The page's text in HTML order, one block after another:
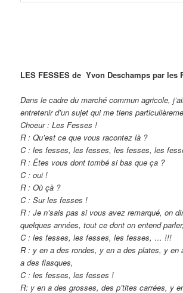
LES FESSES de Yvon Deschamps par les
Dans le cadre du marché commun agricole,
entretenir d’un sujet qui me tiens
Choeur : Les Fesses !
R : Qu’est ce que vous racontez là ?
C : les fesses, les fesses, les fesses, les
R : Êtes vous dont tombé si bas que ça ?
C : oui !
R : Où çà ?
C : Sur les fesses !
R : Je n’sais pas si vous avez remarqué, on
quelques années, tout ce dont on entend
C : les fesses, les fesses, les fesses, … !!!
R : y en a des rondes, y en a des plates, y en
a des flasques,
C : les fesses, les fesses !
R: y en a des grosses, des p’tites carrées, y